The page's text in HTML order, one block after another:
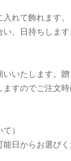
れて飾れます。
、日持ちします
いいたします。
ますのでご注文
）
日からお選びく